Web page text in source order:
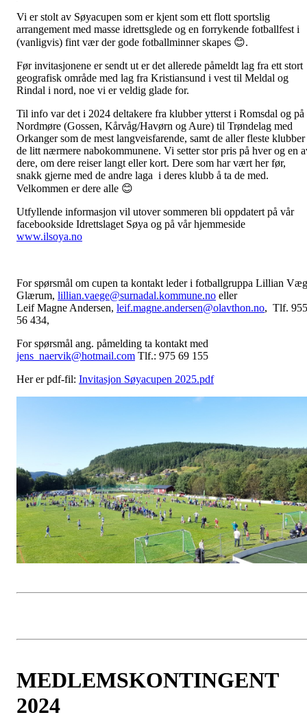
Vi er stolt av Søyacupen som er kjent som ett flott sportslig
arrangement med masse idrettsglede og en forrykende fotballfest i
(vanligvis) fint vær der gode fotballminner skapes 😊.
Før invitasjonene er sendt ut er det allerede påmeldt lag fra ett stort
geografisk område med lag fra Kristiansund i vest til Meldal og
Rindal i nord, noe vi er veldig glade for.
Til info var det i 2024 deltakere fra klubber ytterst i Romsdal og på
Nordmøre (Gossen, Kårvåg/Havørn og Aure) til Trøndelag med
Orkanger som de mest langveisfarende, samt de aller fleste
de litt nærmere nabokommunene. Vi setter stor pris på hver og en
dere, om dere reiser langt eller kort. Dere som har vært her før,
snakk gjerne med de andre laga i deres klubb å ta de med.
Velkommen er dere alle 😊
Utfyllende informasjon vil utover sommeren bli oppdatert på vår
facebookside Idrettslaget Søya og på vår hjemmeside
www.ilsoya.no
For spørsmål om cupen ta kontakt leder i fotballgruppa Lillian
Glærum, lillian.vaege@surnadal.kommune.no eller
Leif Magne Andersen, leif.magne.andersen@olavthon.no, Tlf. 955
56 434,
For spørsmål ang. påmelding ta kontakt med
jens_naervik@hotmail.com Tlf.: 975 69 155
Her er pdf-fil: Invitasjon Søyacupen 2025.pdf
MEDLEMSKONTINGENT
2024